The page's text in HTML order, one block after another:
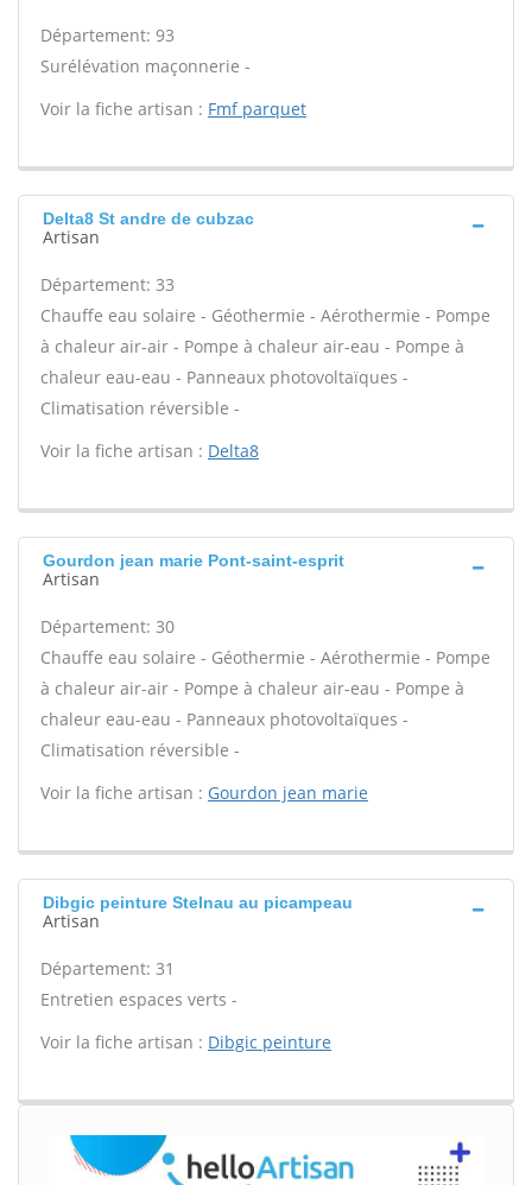
Département: 93
Surélévation maçonnerie -
Voir la fiche artisan : Fmf parquet
Delta8 St andre de cubzac
Artisan
Département: 33
Chauffe eau solaire - Géothermie - Aérothermie - Pompe
à chaleur air-air - Pompe à chaleur air-eau - Pompe à
chaleur eau-eau - Panneaux photovoltaïques -
Climatisation réversible -
Voir la fiche artisan : Delta8
Gourdon jean marie Pont-saint-esprit
Artisan
Département: 30
Chauffe eau solaire - Géothermie - Aérothermie - Pompe
à chaleur air-air - Pompe à chaleur air-eau - Pompe à
chaleur eau-eau - Panneaux photovoltaïques -
Climatisation réversible -
Voir la fiche artisan : Gourdon jean marie
Dibgic peinture Stelnau au picampeau
Artisan
Département: 31
Entretien espaces verts -
Voir la fiche artisan : Dibgic peinture